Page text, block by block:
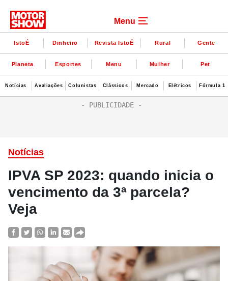
Menu
IstoÉ Dinheiro Revista IstoÉ Rural Gente
Planeta Esportes Menu Mulher Pet
Notícias Avaliações Colunistas Clássicos Mercado Elétricos Fórmula 1
Notícias
IPVA SP 2023: quando inicia o
vencimento da 3ª parcela?
Veja